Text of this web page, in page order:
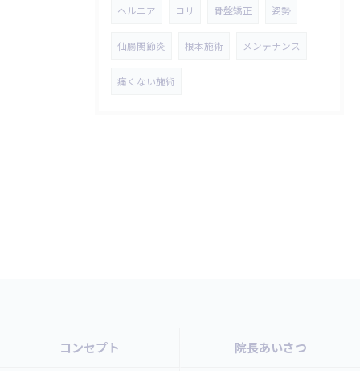
ヘルニア コリ 骨盤矯正 姿勢
仙腸関節炎 根本施術 メンテナンス
痛くない施術
コンセプト 院長あいさつ